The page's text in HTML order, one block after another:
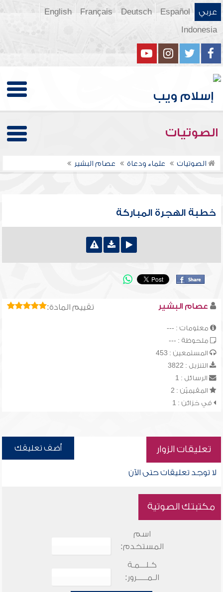
عربي Español
Deutsch
Français
English
Indonesia
الصوتيات
الصوتيات علماء ودعاة عصام البشير
خطبة الهجرة المباركة
تقييم المادة: عصام البشير
معلومات : ---
ملحوظة : ---
المستمعين : 453
التنزيل : 3822
الرسائل : 1
المقيميّن : 2
في خزائن : 1
تعليقات الزوار أضف تعليقك
لا توجد تعليقات حتى الآن
مكتبتك الصوتية
اسم
المستخدم:
كـلـــمـة
الـمـــــرور: